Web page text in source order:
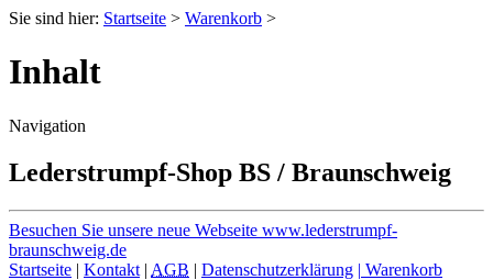
Sie sind hier: Startseite > Warenkorb >
Inhalt
Navigation
Lederstrumpf-Shop BS / Braunschweig
Besuchen Sie unsere neue Webseite www.lederstrumpf-
braunschweig.de
Startseite | Kontakt | AGB | Datenschutzerklärung | Warenkorb